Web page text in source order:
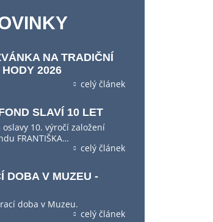
NA TRADIČNÍ
2026
celý článek
SLAVÍ 10 LET
oslavy 10. výročí založení
FRANTIŠKA…
celý článek
DOBA V MUZEU -
doba v Muzeu.
celý článek